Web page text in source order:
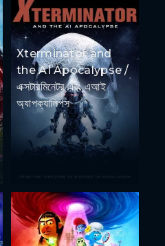
Xterminator and
the AI Apocalypse /
এক্সটারমিনেটর এবং এআই
অ্যাপক্যালিপস